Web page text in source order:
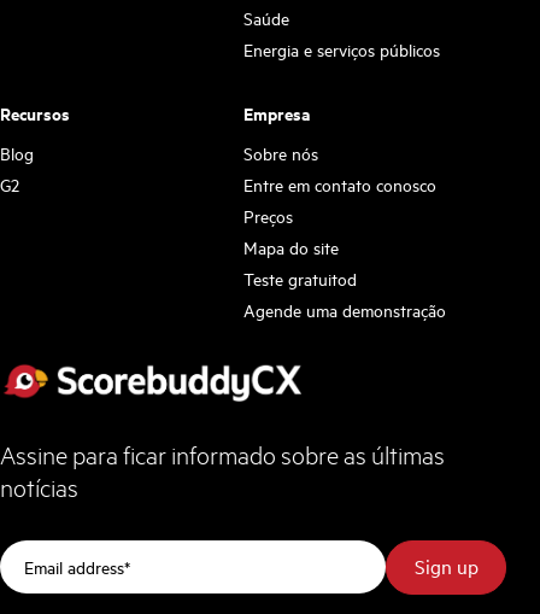
Saúde
Energia e serviços públicos
Recursos
Blog
G2
Empresa
Sobre nós
Entre em contato conosco
Preços
Mapa do site
Teste gratuitod
Agende uma demonstração
Assine para ficar informado sobre as últimas
notícias